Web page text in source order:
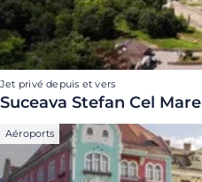
Jet privé depuis et vers
Suceava Stefan Cel Mare
Aéroports